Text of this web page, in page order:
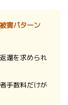
害パターン
還を求められ
手数料だけが